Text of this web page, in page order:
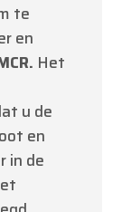
te
en
Het
u de
en
in de